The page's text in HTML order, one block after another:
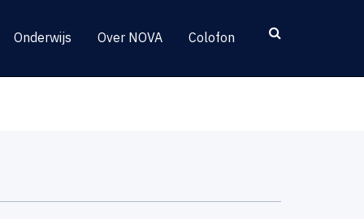
Onderwijs Over NOVA Colofon